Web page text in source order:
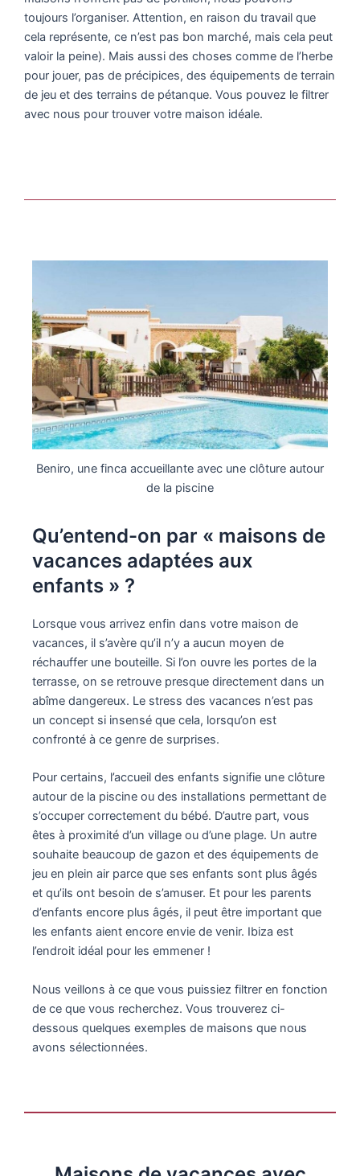
toujours l’organiser. Attention, en raison du travail que
cela représente, ce n’est pas bon marché, mais cela peut
valoir la peine). Mais aussi des choses comme de l’herbe
pour jouer, pas de précipices, des équipements de terrain
de jeu et des terrains de pétanque. Vous pouvez le filtrer
avec nous pour trouver votre maison idéale.
Beniro, une finca accueillante avec une clôture autour
de la piscine
Qu’entend-on par « maisons de
vacances adaptées aux
enfants » ?
Lorsque vous arrivez enfin dans votre maison de
vacances, il s’avère qu’il n’y a aucun moyen de
réchauffer une bouteille. Si l’on ouvre les portes de la
terrasse, on se retrouve presque directement dans un
abîme dangereux. Le stress des vacances n’est pas
un concept si insensé que cela, lorsqu’on est
confronté à ce genre de surprises.
Pour certains, l’accueil des enfants signifie une clôture
autour de la piscine ou des installations permettant de
s’occuper correctement du bébé. D’autre part, vous
êtes à proximité d’un village ou d’une plage. Un autre
souhaite beaucoup de gazon et des équipements de
jeu en plein air parce que ses enfants sont plus âgés
et qu’ils ont besoin de s’amuser. Et pour les parents
d’enfants encore plus âgés, il peut être important que
les enfants aient encore envie de venir. Ibiza est
l’endroit idéal pour les emmener !
Nous veillons à ce que vous puissiez filtrer en fonction
de ce que vous recherchez. Vous trouverez ci-
dessous quelques exemples de maisons que nous
avons sélectionnées.